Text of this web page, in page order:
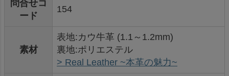
問合せコ
ード
154
素材
表地:カウ牛革 (1.1～1.2mm)
裏地:ポリエステル
> Real Leather ~本革の魅力~